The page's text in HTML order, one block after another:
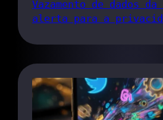
Vazamento de dados da
alerta para a